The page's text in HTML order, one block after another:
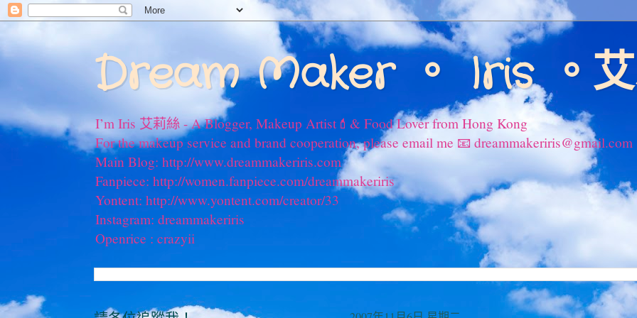
Dream Maker 。 Iris 。
I’m Iris 艾莉絲 - A Blogger, Makeup Artist💄& Food Lover from Hong Kong
For the makeup service and brand cooperation, please email me 📧 dreammakeriris@gmail.com
Main Blog: http://www.dreammakeriris.com
Fanpiece: http://women.fanpiece.com/dreammakeriris
Yontent: http://www.yontent.com/creator/33
Instagram: dreammakeriris
Openrice : crazyii